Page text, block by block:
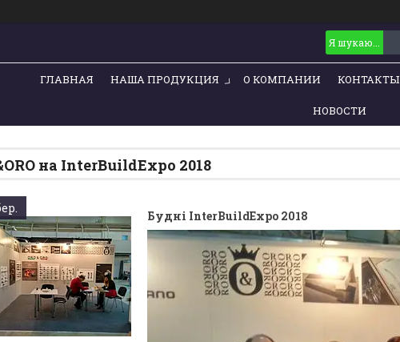
ГЛАВНАЯ НАША ПРОДУКЦИЯ О КОМПАНИИ КОНТАКТЫ
НОВОСТИ
на InterBuildExpo 2018
Будні InterBuildExpo 2018